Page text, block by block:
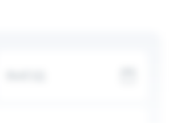
микроволновая